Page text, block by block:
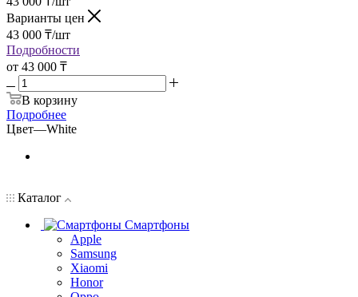
Варианты цен
43 000 ₸/шт
Подробности
от 43 000 ₸
В корзину
Подробнее
Цвет—White
Каталог
Смартфоны
Apple
Samsung
Xiaomi
Honor